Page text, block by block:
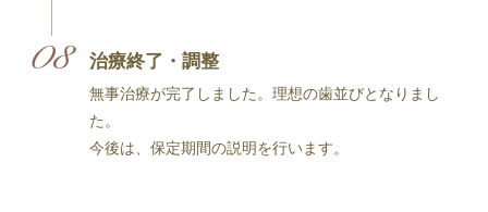
治療終了・調整
無事治療が完了しました。理想の歯並びとなりまし
た。
今後は、保定期間の説明を行います。